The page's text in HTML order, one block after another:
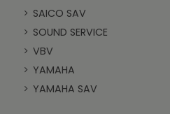
SAICO SAV
SOUND SERVICE
VBV
YAMAHA
YAMAHA SAV